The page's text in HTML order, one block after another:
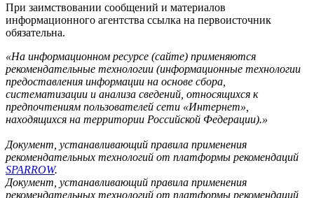
При заимствовании сообщений и материалов
информационного агентства ссылка на первоисточник
обязательна.
«На информационном ресурсе (сайте) применяются
рекомендательные технологии (информационные технологии
предоставления информации на основе сбора,
систематизации и анализа сведений, относящихся к
предпочтениям пользователей сети «Интернет»,
находящихся на территории Российской Федерации).»
Документ, устанавливающий правила применения
рекомендательных технологий от платформы рекомендаций
SPARROW.
Документ, устанавливающий правила применения
рекомендательных технологий от платформы рекомендаций